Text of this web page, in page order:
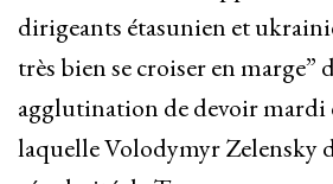
dirigeants étasunien et
très bien se croiser en marge”
agglutination de devoir mardi
laquelle Volodymyr Zelensky